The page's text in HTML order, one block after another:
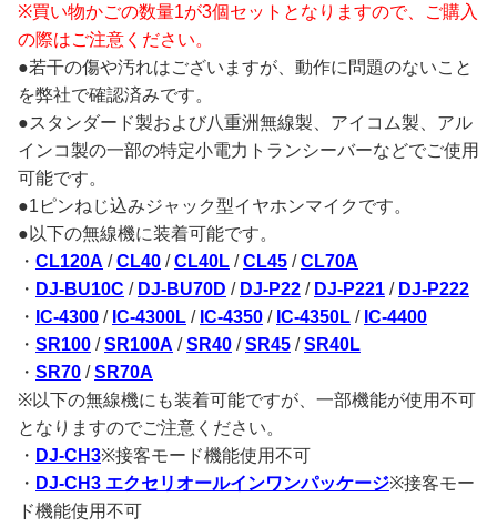
※買い物かごの数量1が3個セットとなりますので、ご購入
の際はご注意ください。
●若干の傷や汚れはございますが、動作に問題のないこと
を弊社で確認済みです。
●スタンダード製および八重洲無線製、アイコム製、アル
インコ製の一部の特定小電力トランシーバーなどでご使用
可能です。
●1ピンねじ込みジャック型イヤホンマイクです。
●以下の無線機に装着可能です。
・ CL120A /CL40 /CL40L /CL45 /CL70A
・ DJ-BU10C / DJ-BU70D / DJ-P22 / DJ-P221 / DJ-P222
・ IC-4300 / IC-4300L / IC-4350 / IC-4350L / IC-4400
・ SR100 /SR100A /SR40 /SR45 /SR40L
・ SR70 /SR70A
※以下の無線機にも装着可能ですが、一部機能が使用不可
となりますのでご注意ください。
・ DJ-CH3※接客モード機能使用不可
・ DJ-CH3 エクセリオールインワンパッケージ※接客モー
ド機能使用不可